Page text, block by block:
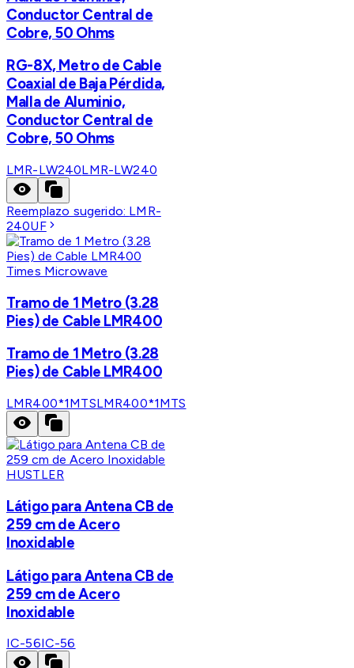
Conductor Central de
Cobre, 50 Ohms
RG-8X, Metro de Cable
Coaxial de Baja Pérdida,
Malla de Aluminio,
Conductor Central de
Cobre, 50 Ohms
LMR-LW240LMR-LW240
Reemplazo sugerido: LMR-
240UF
Times Microwave
Tramo de 1 Metro (3.28
Pies) de Cable LMR400
Tramo de 1 Metro (3.28
Pies) de Cable LMR400
LMR400*1MTSLMR400*1MTS
HUSTLER
Látigo para Antena CB de
259 cm de Acero
Inoxidable
Látigo para Antena CB de
259 cm de Acero
Inoxidable
IC-56IC-56